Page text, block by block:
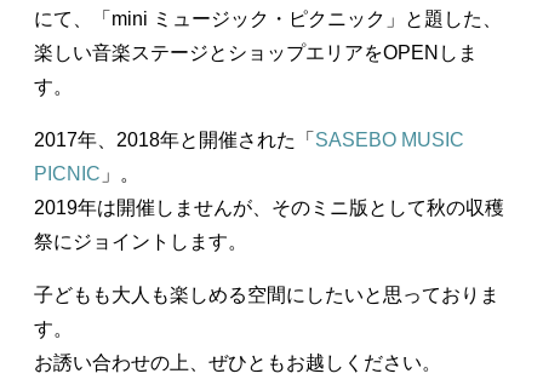
にて、「mini ミュージック・ピクニック」と題した、
楽しい音楽ステージとショップエリアをOPENしま
す。
2017年、2018年と開催された「 SASEBO MUSIC
PICNIC 」。
2019年は開催しませんが、そのミニ版として秋の収穫
祭にジョイントします。
子どもも大人も楽しめる空間にしたいと思っておりま
す。
お誘い合わせの上、ぜひともお越しください。